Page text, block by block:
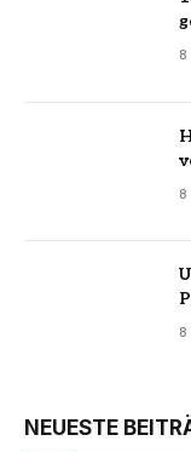
8
8
8
NEUESTE